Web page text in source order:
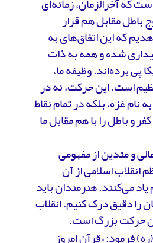
باطل مقابل هم قرار
که این اتفاق‌های به
شده و همه به ذات
پی برده‌اند. وظیفه ما،
است. این حرکت، نه در
نام غزه، بلکه در تمام نقاط
و باطل را با هم مقابل ما
و متدین از مفهومی
اسلامی از آن
می‌کنند. هنرمندان باید
را دقیق درک کنیم. انقلاب
حرکت بزرگ است.
فرمود: «قرآن امروز